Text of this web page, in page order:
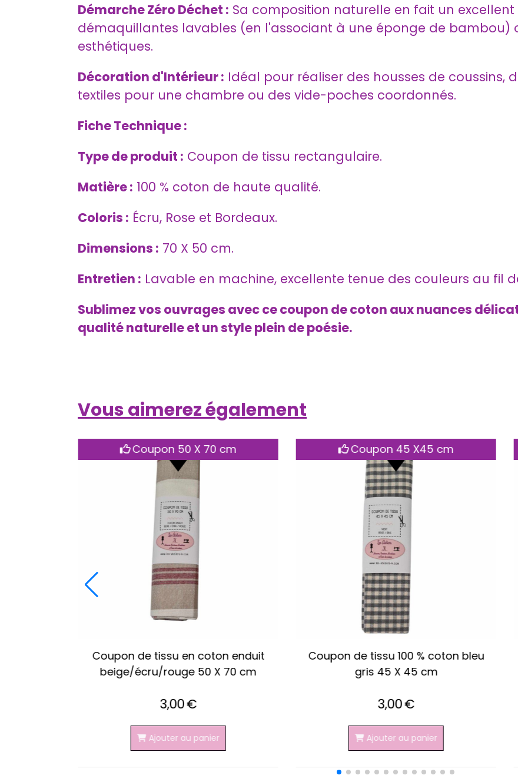
Démarche Zéro Déchet : Sa composition naturelle en fait un
démaquillantes lavables (en l'associant à une éponge de bambou)
esthétiques.
Décoration d'Intérieur : Idéal pour réaliser des housses de coussins,
textiles pour une chambre ou des vide-poches coordonnés.
Fiche Technique :
Type de produit : Coupon de tissu rectangulaire.
Matière : 100 % coton de haute qualité.
Coloris : Écru, Rose et Bordeaux.
Dimensions : 70 X 50 cm.
Entretien : Lavable en machine, excellente tenue des couleurs au fil
Sublimez vos ouvrages avec ce coupon de coton aux nuances
qualité naturelle et un style plein de poésie.
Vous aimerez également
Coupon de tissu 100 % coton beige/
écru 45 X 45 cm
3,00€
Ajouter au panier
Coupon 45 X45 cm
Coupon de tissu 100 % lin vert anis
45 X 45 cm
3,00€
Ajouter au panier
Coupon 45 X45 cm